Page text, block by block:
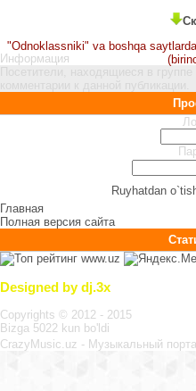
"Odnoklassniki" va boshqa
Информация
Ruyhatdan o`tish
Главная
Полная версия сайта
Designed by dj.3x
Copyrights © 2012 - 2015
Bizga 5022 kun bo'ldi
CrazyMusic.uz - Музыкальный